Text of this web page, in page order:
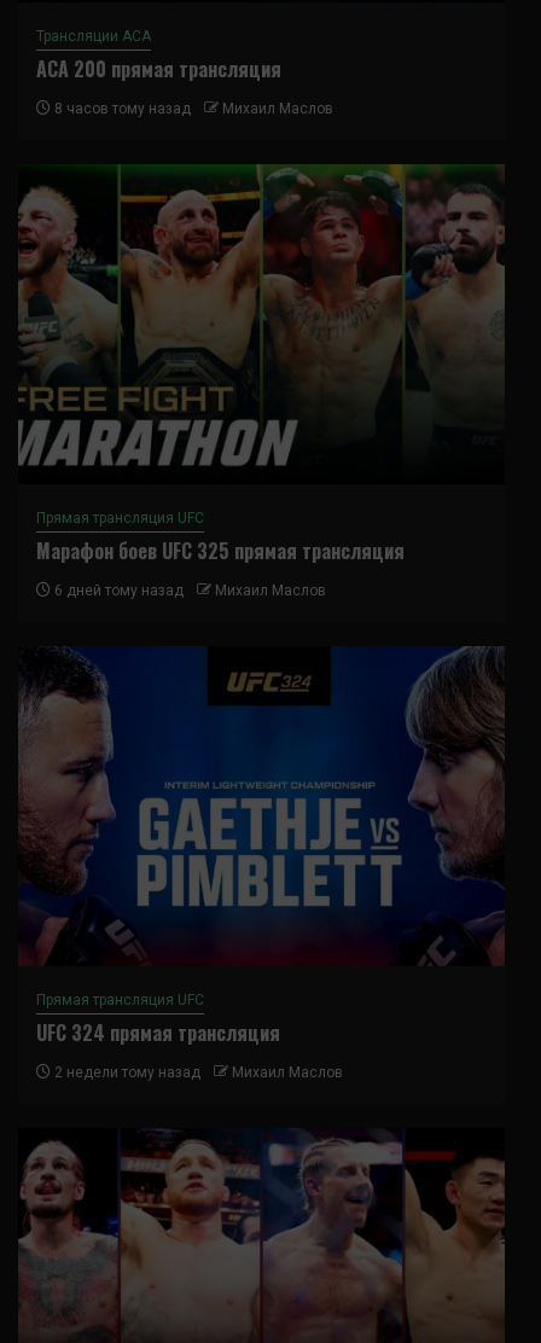
Трансляции ACA
ACA 200 прямая трансляция
8 часов тому назад Михаил Маслов
Прямая трансляция UFC
Марафон боев UFC 325 прямая трансляция
6 дней тому назад Михаил Маслов
Прямая трансляция UFC
UFC 324 прямая трансляция
2 недели тому назад Михаил Маслов